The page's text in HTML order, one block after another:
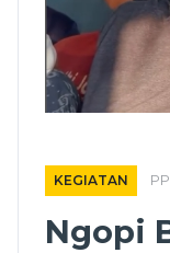
KEGIATAN
Ngopi